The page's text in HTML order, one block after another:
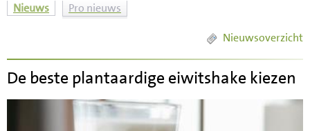
Nieuws Pro nieuws
Nieuwsoverzicht
De beste plantaardige eiwitshake kiezen